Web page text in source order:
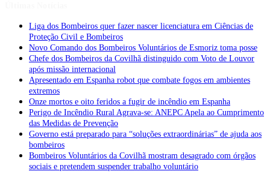
Liga dos Bombeiros quer fazer nascer licenciatura em Ciências de
Proteção Civil e Bombeiros
Novo Comando dos Bombeiros Voluntários de Esmoriz toma posse
Chefe dos Bombeiros da Covilhã distinguido com Voto de Louvor
após missão internacional
Apresentado em Espanha robot que combate fogos em ambientes
extremos
Onze mortos e oito feridos a fugir de incêndio em Espanha
Perigo de Incêndio Rural Agrava-se: ANEPC Apela ao Cumprimento
das Medidas de Prevenção
Governo está preparado para “soluções extraordinárias” de ajuda aos
bombeiros
Bombeiros Voluntários da Covilhã mostram desagrado com órgãos
sociais e pretendem suspender trabalho voluntário